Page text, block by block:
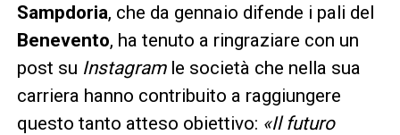
Sampdoria, che da gennaio difende i pali del
Benevento, ha tenuto a ringraziare con un
post su Instagramle società che nella sua
carriera hanno contribuito a raggiungere
questo tanto atteso obiettivo: «Il futuro